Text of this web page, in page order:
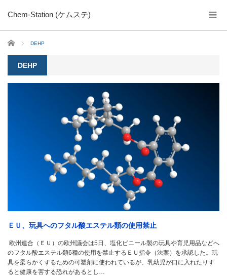
Chem-Station (ケムステ)
ホーム DEHP
DEHP
ＥＵ、玩具へのフタル酸エステル類の使用禁止
欧州連合（ＥＵ）の欧州議会は5日、塩化ビニール製の玩具や育児用品などへ
のフタル酸エステル類6種の使用を禁止するＥＵ指令（法案）を承認した。玩
具を柔らかくするための可塑剤に使われているが、乳幼児が口に入れたりす
ると健康を害する恐れがあるとし…